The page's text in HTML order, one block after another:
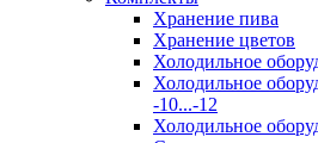
Хранение пива
Хранение цветов
Холодильное
Холодильное
-10...-12
Холодильное